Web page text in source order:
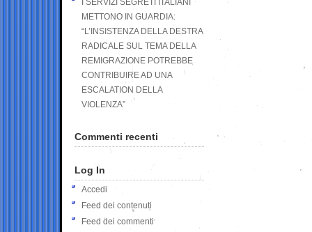
I SERVIZI SEGRETI ITALIANI
METTONO IN GUARDIA:
“L’INSISTENZA DELLA DESTRA
RADICALE SUL TEMA DELLA
REMIGRAZIONE POTREBBE
CONTRIBUIRE AD UNA
ESCALATION DELLA
VIOLENZA”
Commenti recenti
Log In
Accedi
Feed dei contenuti
Feed dei commenti